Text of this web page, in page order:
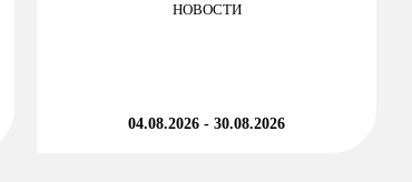
НОВОСТИ
04.08.2026 - 30.08.2026